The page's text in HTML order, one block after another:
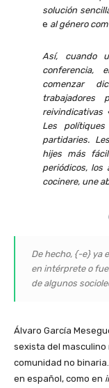
solución
e al género
Así, cuando
conferencia,
comenzar
trabajadores
reivindicativas
Les
partidaries.
hijes más
periódicos, los
cocinere, une
De hecho, {-e} ya
en intérprete o
de algunos
Álvaro García
sexista del
comunidad no
en español, como en